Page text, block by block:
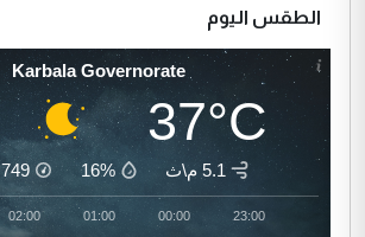
الطقس اليوم
Karbala Governorate
37°C
5.1 م\ث 16%
749
23:00
00:00
01:00
02:00